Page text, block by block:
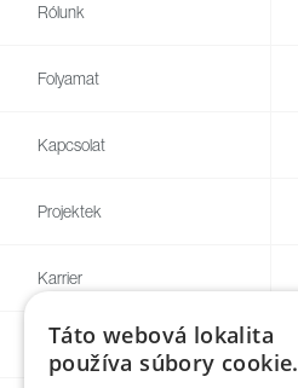
Rólunk
Folyamat
Kapcsolat
Projektek
Karrier
Blog
Táto webová lokalita
používa súbory cookie.